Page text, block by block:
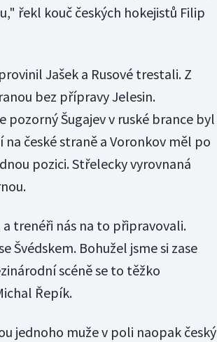
řekl kouč českých hokejistů Filip
Jašek a Rusové trestali. Z
bez přípravy Jelesin.
pozorný Šugajev v ruské brance byl
české straně a Voronkov měl po
pozici. Střelecky vyrovnaná
trenéři nás na to připravovali.
Švédskem. Bohužel jsme si zase
scéně se to těžko
Řepík.
jednoho muže v poli naopak český